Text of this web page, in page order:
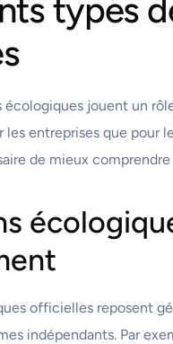
types
jouent un
les entreprises que pour
de mieux
officielles reposent
indépendants. Par